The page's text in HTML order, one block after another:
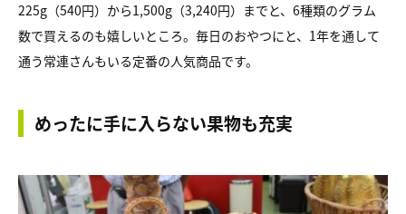
225g（540円）から1,500g（3,240円）までと、6種類のグラム
数で買えるのも嬉しいところ。毎日のおやつにと、1年を通して
通う常連さんもいる定番の人気商品です。
めったに手に入らない果物も充実